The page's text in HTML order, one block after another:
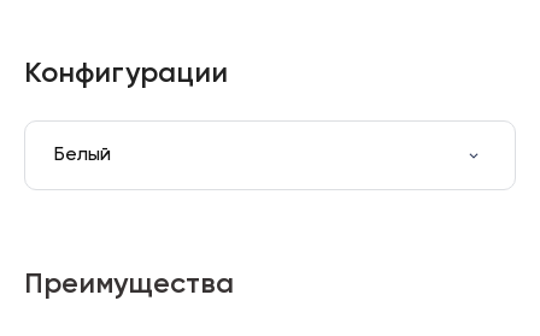
Конфигурации
Белый
Преимущества